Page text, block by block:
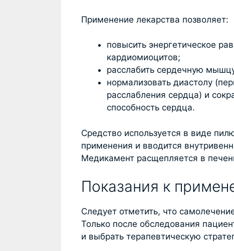
Применение лекарства позволяет:
повысить энергетическое
кардиомиоцитов;
расслабить сердечную
нормализовать диастолу
расслабления сердца) и
способность сердца.
Средство используется в виде
применения и вводится
Медикамент расщепляется в
Показания к
Следует отметить, что
Только после обследования
и выбрать терапевтическую